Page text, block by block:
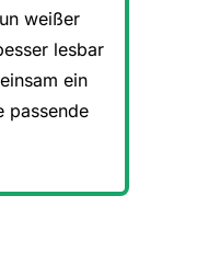
weißer
lesbar
ein
passende